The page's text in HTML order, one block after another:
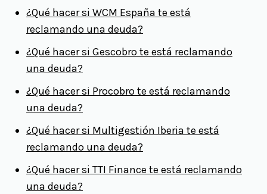
¿Qué hacer si WCM España te está
reclamando una deuda?
¿Qué hacer si Gescobro te está reclamando
una deuda?
¿Qué hacer si Procobro te está reclamando
una deuda?
¿Qué hacer si Multigestión Iberia te está
reclamando una deuda?
¿Qué hacer si TTI Finance te está reclamando
una deuda?